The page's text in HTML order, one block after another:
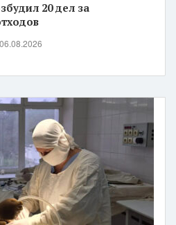
20 дел за
06.08.2026